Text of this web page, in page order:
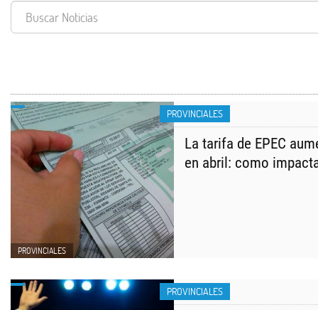
PROVINCIALES
PROVINCIALES
La tarifa de EPEC
en abril: como
PROVINCIALES